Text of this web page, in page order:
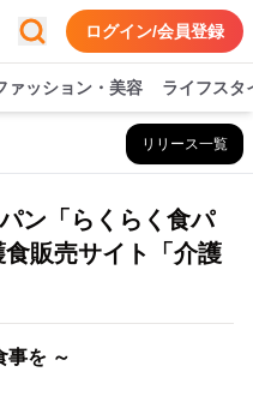
ログイン/会員登録
ァッション・美容 ライフスタ
リリース一覧
ン「らくらく食パ
販売サイト「介護
事を ～